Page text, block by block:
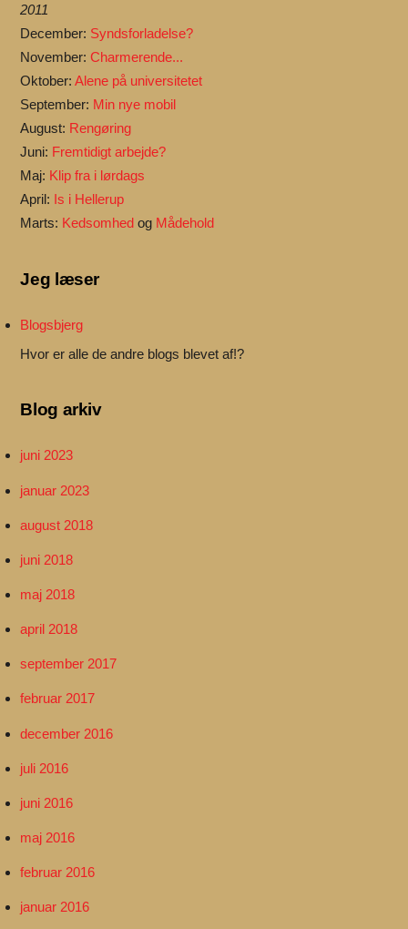
2011
December: Syndsforladelse?
November:Charmerende...
Oktober:Alene på universitetet
September: Min nye mobil
August: Rengøring
Juni: Fremtidigt arbejde?
Maj: Klip fra i lørdags
April: Is i Hellerup
Marts: Kedsomhed og Mådehold
Jeg læser
Blogsbjerg
Hvor er alle de andre blogs blevet af!?
Blog arkiv
juni 2023
januar 2023
august 2018
juni 2018
maj 2018
april 2018
september 2017
februar 2017
december 2016
juli 2016
juni 2016
maj 2016
februar 2016
januar 2016